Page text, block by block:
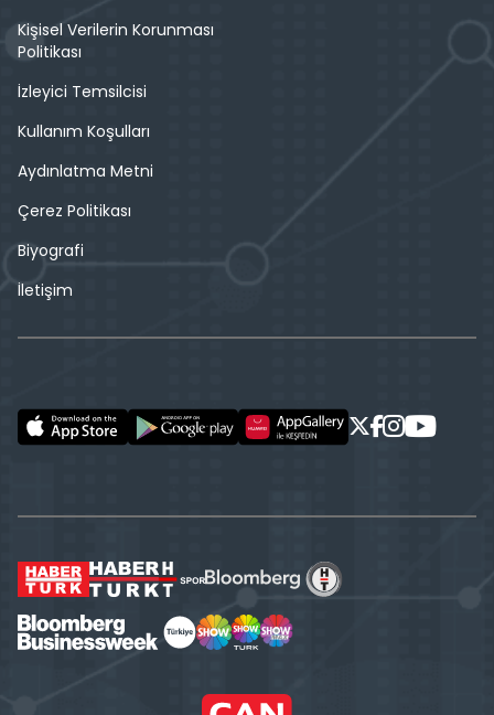
Kişisel Verilerin Korunması
Politikası
İzleyici Temsilcisi
Kullanım Koşulları
Aydınlatma Metni
Çerez Politikası
Biyografi
İletişim